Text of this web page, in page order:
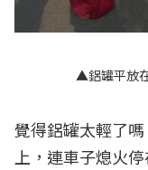
▲鋁罐平放
覺得鋁罐太輕了
上，連車子熄火